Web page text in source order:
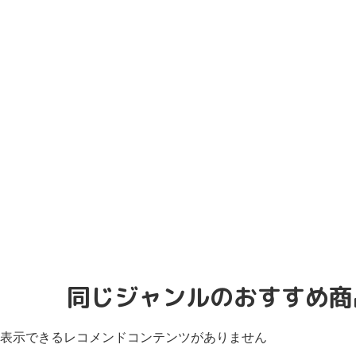
同じジャンルのおすすめ
表示できるレコメンドコンテンツがありません